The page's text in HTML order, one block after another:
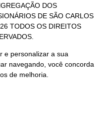
DOS
DE SÃO CARLOS
TODOS OS DIREITOS
e personalizar a sua
navegando, você concorda
de melhoria.